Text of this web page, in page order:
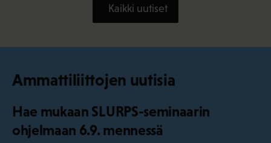
Kaikki uutiset
Ammattiliittojen uutisia
Hae mukaan SLURPS-seminaarin
ohjelmaan 6.9. mennessä